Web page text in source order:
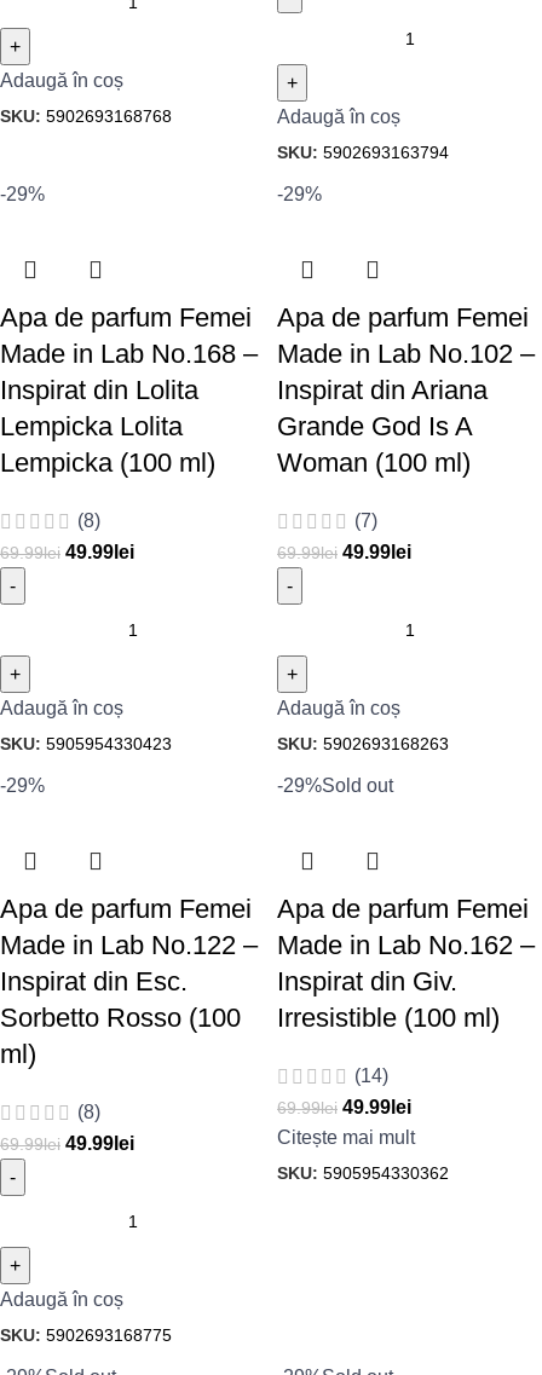
Adaugă în coș
SKU: 5902693168768 Adaugă în coș
SKU: 5902693163794
-29%
Apa de parfum Femei
Made in Lab No.168 –
Inspirat din Lolita
Lempicka Lolita
Lempicka (100 ml)
(8)
69.99lei 49.99 lei
Adaugă în coș
SKU: 5905954330423
-29%
Apa de parfum Femei
Made in Lab No.102 –
Inspirat din Ariana
Grande God Is A
Woman (100 ml)
(7)
69.99lei 49.99 lei
Adaugă în coș
SKU: 5902693168263
-29%
Apa de parfum Femei
Made in Lab No.122 –
Inspirat din Esc.
Sorbetto Rosso (100
ml)
(8)
69.99lei 49.99 lei
Adaugă în coș
SKU: 5902693168775
-29%Sold out
Apa de parfum Femei
Made in Lab No.162 –
Inspirat din Giv.
Irresistible (100 ml)
(14)
69.99lei 49.99 lei
Citește mai mult
SKU: 5905954330362